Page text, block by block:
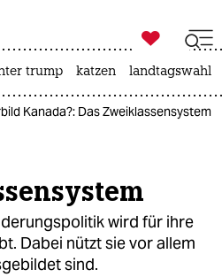
zahl ich
ich

taz zahl ich
trump katzen landtagswahl
Kanada?: Das Zweiklassensystem
wird für ihre
Dabei nützt sie vor allem
sind.